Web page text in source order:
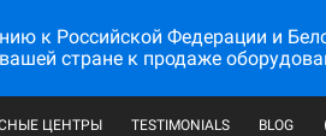
к Российской Федерации и
стране к продаже
ЦЕНТРЫ TESTIMONIALS BLOG